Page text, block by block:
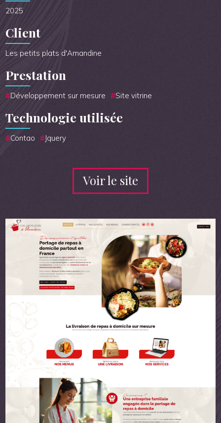
2025
Client
Les petits plats d'Amandine
Prestation
Développement sur mesure Site vitrine
Technologie utilisée
Contao Jquery
Voir le site